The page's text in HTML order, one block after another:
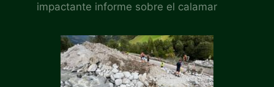
impactante informe sobre el calamar